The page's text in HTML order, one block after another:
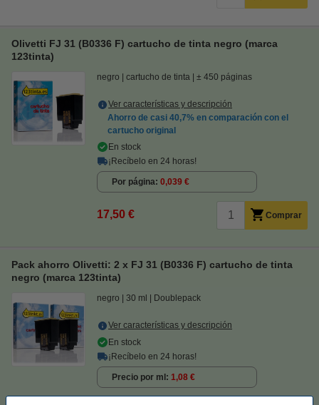
Olivetti FJ 31 (B0336 F) cartucho de tinta negro (marca
123tinta)
negro cartucho de tinta ± 450 páginas
Ver características y descripción
Ahorro de casi 40,7% en comparación con el
cartucho original
En stock
¡Recíbelo en 24 horas!
Por página 0,039 €
17,50 € Comprar
Pack ahorro Olivetti: 2 x FJ 31 (B0336 F) cartucho de tinta
negro (marca 123tinta)
negro 30 ml Doublepack
Ver características y descripción
En stock
¡Recíbelo en 24 horas!
Precio por ml 1,08 €